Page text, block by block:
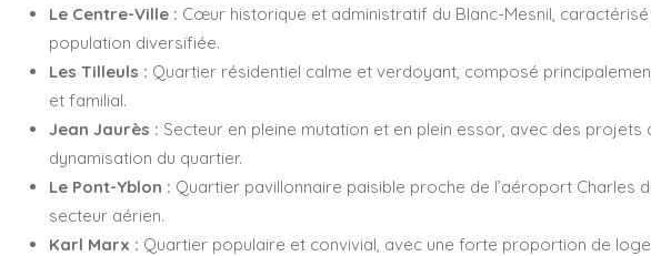
Le Centre-Ville : Cœur historique et administratif du Blanc-Mesnil,
population diversifiée.
Les Tilleuls : Quartier résidentiel calme et verdoyant, composé
et familial.
Jean Jaurès : Secteur en pleine mutation et en plein essor, avec des
dynamisation du quartier.
Le Pont-Yblon : Quartier pavillonnaire paisible proche de l’aéroport
secteur aérien.
Karl Marx : Quartier populaire et convivial, avec une forte proportion de